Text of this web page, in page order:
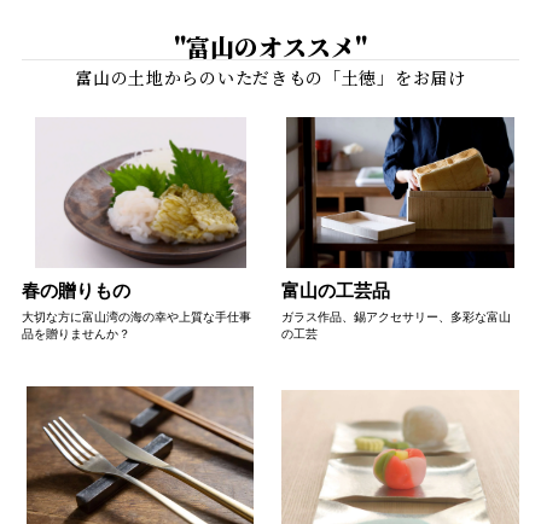
"富山のオススメ"
春の贈りもの
大切な方に富山湾の海の幸や上質な手仕事
品を贈りませんか？
富山の工芸品
ガラス作品、錫アクセサリー、多彩な富山
の工芸